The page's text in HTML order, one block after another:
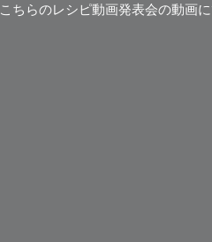
こちらのレシピ動画発表会の動画